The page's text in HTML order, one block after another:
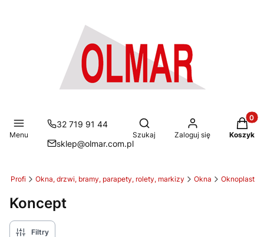
Menu
32 719 91 44
sklep@olmar.com.pl
Otwórz wyszukiwarkę
Szukaj Zaloguj się Koszyk
Profi Okna, drzwi, bramy, parapety, rolety, markizy Okna Oknoplast
Koncept
Filtry